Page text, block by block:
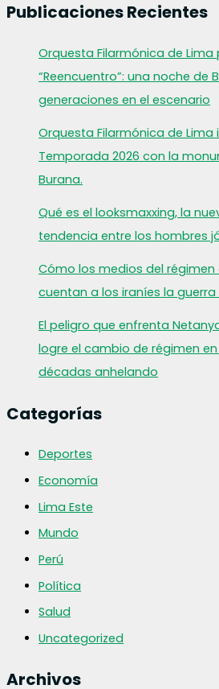
Publicaciones Recientes
Orquesta Filarmónica de Lima
“Reencuentro”: una noche de
generaciones en el escenario
Orquesta Filarmónica de Lima
Temporada 2026 con la
Burana.
Qué es el looksmaxxing, la
tendencia entre los hombres
Cómo los medios del
cuentan a los iraníes la guerra
El peligro que enfrenta
logre el cambio de régimen
décadas anhelando
Categorías
Deportes
Economía
Lima Este
Mundo
Perú
Política
Salud
Uncategorized
Archivos